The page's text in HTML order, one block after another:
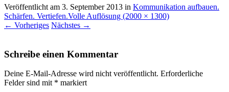
Veröffentlicht am 3. September 2013 in Kommunikation aufbauen.
Schärfen. Vertiefen.Volle Auflösung (2000 × 1300)
← Vorheriges Nächstes →
Schreibe einen Kommentar
Deine E-Mail-Adresse wird nicht veröffentlicht. Erforderliche
Felder sind mit * markiert